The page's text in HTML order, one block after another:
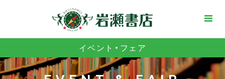
イベント・フェア